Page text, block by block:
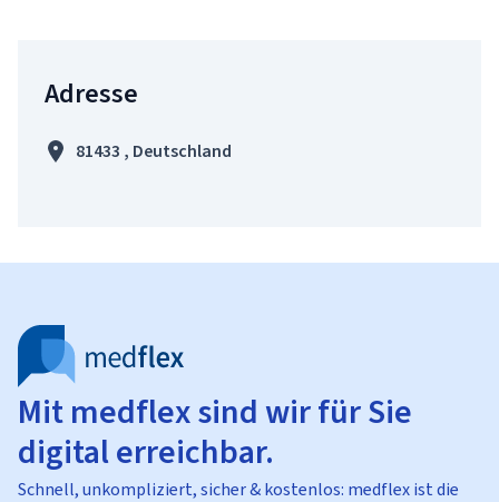
Adresse
81433 , Deutschland
Mit medflex sind wir für Sie
digital erreichbar.
Schnell, unkompliziert, sicher & kostenlos: medflex ist die